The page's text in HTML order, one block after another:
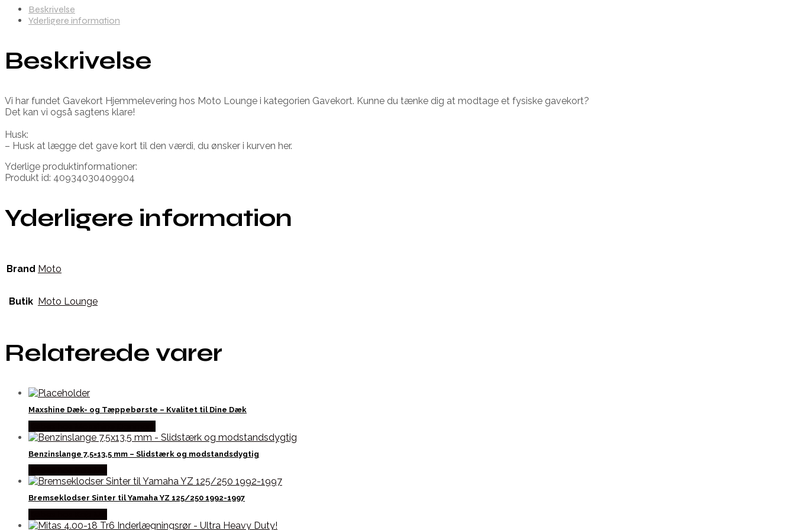
Beskrivelse
Yderligere information
Beskrivelse
Vi har fundet Gavekort Hjemmelevering hos Moto Lounge i kategorien Gavekort. Kunne du tænke dig at modtage et fysiske gavekort?
Det kan vi også sagtens klare!
Husk:
– Husk at lægge det gave kort til den værdi, du ønsker i kurven her.
Yderlige produktinformationer:
Produkt id: 40934030409904
Yderligere information
Brand Moto
Butik Moto Lounge
Relaterede varer
Maxshine Dæk- og Tæppebørste – Kvalitet til Dine Dæk
Benzinslange 7,5×13,5 mm – Slidstærk og modstandsdygtig
Bremseklodser Sinter til Yamaha YZ 125/250 1992-1997